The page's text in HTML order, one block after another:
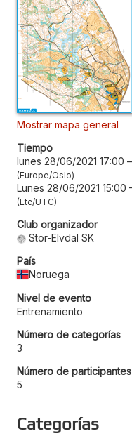
Mostrar mapa general
Tiempo
lunes 28/06/2021 17:00 –
Europe/Oslo
Lunes 28/06/2021 15:00
Etc/UTC
Club organizador
Stor-Elvdal SK
País
Noruega
Nivel de evento
Entrenamiento
Número de categorías
3
Número de
5
Categorías